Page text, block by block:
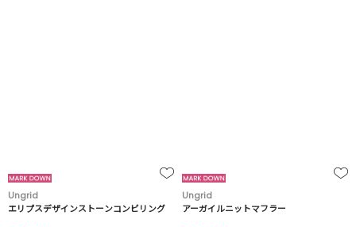
Ungrid
エリプスデザインストーンコンビリング
Ungrid
アーガイルニットマフラー